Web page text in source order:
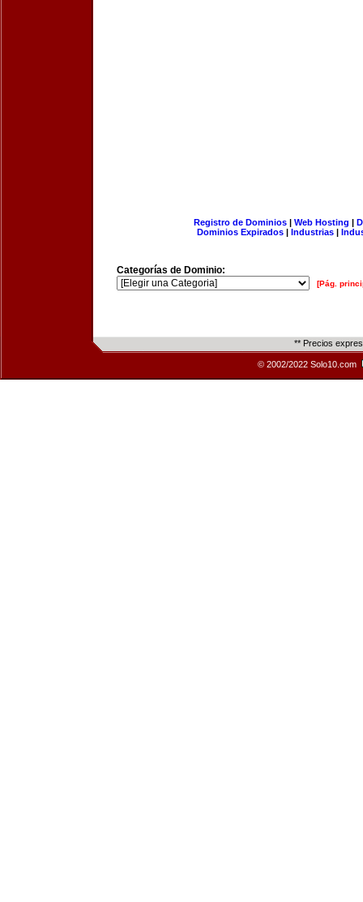
Registro de Dominios| Web Hosting |
Dominios Expirados | Industrias |
Categorías de Dominio:
[Pág.
** Precios
© 2002/2022 Solo10.com